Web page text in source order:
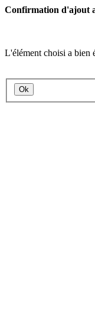
Confirmation d'ajout
L'élément choisi a bien